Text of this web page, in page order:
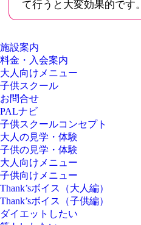
て行うと大変効果的です。
施設案内
料金・入会案内
大人向けメニュー
子供スクール
お問合せ
PALナビ
子供スクールコンセプト
大人の見学・体験
子供の見学・体験
大人向けメニュー
子供向けメニュー
Thank’sボイス（大人編）
Thank’sボイス（子供編）
ダイエットしたい